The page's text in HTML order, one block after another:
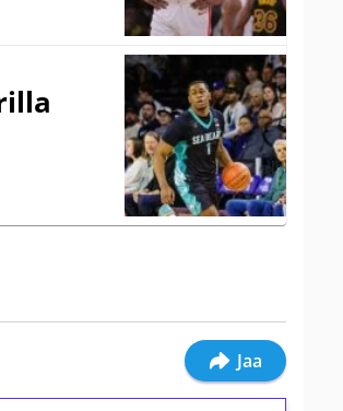
Jaa